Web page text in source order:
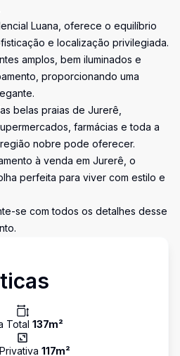
Luana, oferece o equilíbrio
e localização privilegiada.
amplos, bem iluminados e
proporcionando uma
belas praias de Jurerê,
farmácias e toda a
nobre pode oferecer.
à venda em Jurerê, o
perfeita para viver com estilo e
se com todos os detalhes desse
Total 137m²
117m²